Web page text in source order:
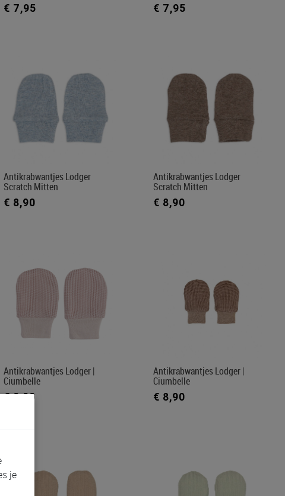
€ 7,95 € 7,95
Antikrabwantjes Lodger
Scratch Mitten
€ 8,90
Antikrabwantjes Lodger
Scratch Mitten
€ 8,90
Antikrabwantjes Lodger |
Ciumbelle
€ 8,90
Antikrabwantjes Lodger |
Ciumbelle
€ 8,90
je